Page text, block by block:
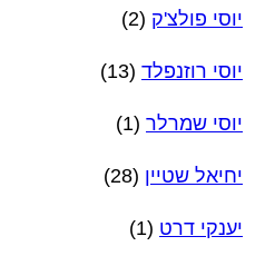
יוסי פולצ'ק (2)
יוסי רוזנפלד (13)
יוסי שמרלר (1)
יחיאל שטיין (28)
יענקי דרט (1)